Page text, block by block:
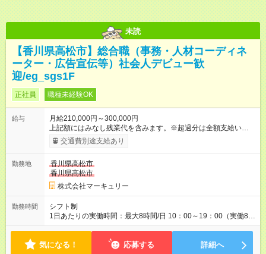
未読
【香川県高松市】総合職（事務・人材コーディネ
ーター・広告宣伝等）社会人デビュー歓
迎/eg_sgs1F
正社員 職種未経験OK
給与
月給210,000円～300,000円
上記額にはみなし残業代を含みます。※超過分は全額支給いたし
ます。 みなし残業代 14,543円 以上／月 みなし残業時間 10時間
／月 ※能力やスキルを考慮の上、当社規程により決定します。
ます。超過分は全額支給します。 ＜1人ひとりの成長・頑張りを
評価＞ 毎年半期ごとに 評価制度を実施しています。 ビジネスマ
ナーやコンプライアンスなどの 項目ごとに目標を設定。 多くの
社員が目標を達成した上で、 ベースアップも叶えています。 1
人ひとりの成長や頑張りに対しても しっかり還元をしていく制
度が確立しています！ （※2022年度実績／平均昇給額：5000
態、給与は本採用時と同じです。
交通費別途支給あり
勤務地
香川県高松市
香川県高松市
株式会社マーキュリー
勤務時間
シフト制
1日あたりの実働時間：最大8時間/日 10：00～19：00（実働8時
間／休憩1時間） ※勤務地により、異なる場合あり ＼残業は月平
おり、より働きやすい環境になるよう「働き方改革」を推進中
気になる！ 応募する 詳細へ